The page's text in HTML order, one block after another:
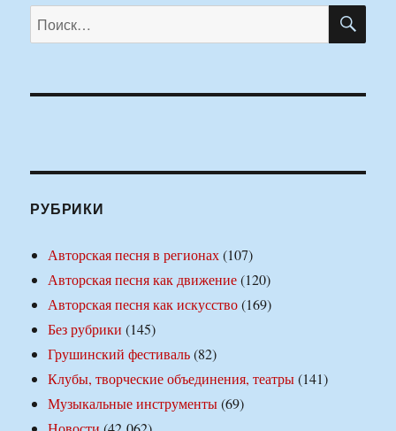
Искать:
РУБРИКИ
Авторская песня в регионах(107)
Авторская песня как движение(120)
Авторская песня как искусство(169)
Без рубрики (145)
Грушинский фестиваль(82)
Клубы, творческие объединения, театры(141)
Музыкальные инструменты(69)